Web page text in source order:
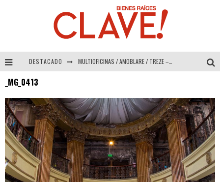
DESTACADO MULTIOFICINAS / AMOBLARE / TREZE – Especial Interiorismo & Decoración 2026
COLINEAL – Especial Interiorismo & Decoración 2026
ADRIANA HOYOS DESIGN STUDIO – Especial Interiorismo & Decoración 2026
_MG_0413